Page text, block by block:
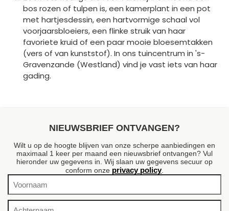
bos rozen of tulpen is, een kamerplant in een pot
met hartjesdessin, een hartvormige schaal vol
voorjaarsbloeiers, een flinke struik van haar
favoriete kruid of een paar mooie bloesemtakken
(vers of van kunststof). In ons tuincentrum in 's-
Gravenzande (Westland) vind je vast iets van haar
gading.
NIEUWSBRIEF ONTVANGEN?
Wilt u op de hoogte blijven van onze scherpe aanbiedingen en
maximaal 1 keer per maand een nieuwsbrief ontvangen? Vul
hieronder uw gegevens in. Wij slaan uw gegevens secuur op
conform onze privacy policy.